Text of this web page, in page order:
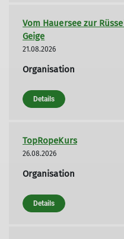
Vom Hauersee zur
Geige
21.08.2026
Organisation
Details
TopRopeKurs
26.08.2026
Organisation
Details